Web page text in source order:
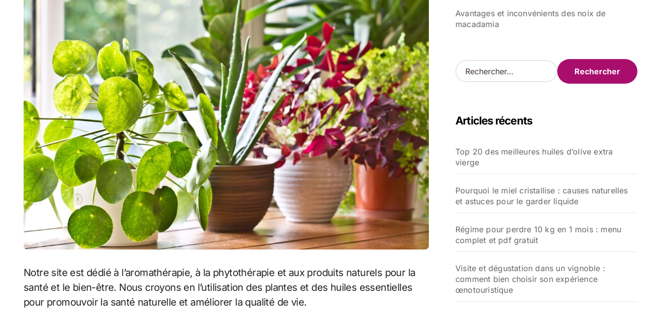
Notre site est dédié à l’aromathérapie, à la phytothérapie et aux produits naturels pour la
santé et le bien-être. Nous croyons en l’utilisation des plantes et des huiles essentielles
pour promouvoir la santé naturelle et améliorer la qualité de vie.
Avantages et inconvénients des noix de
macadamia
R
e
r
e
r
Articles récents
Top 20 des meilleures huiles d’olive extra
vierge
Pourquoi le miel cristallise : causes naturelles
et astuces pour le garder liquide
Régime pour perdre 10 kg en 1 mois : menu
complet et pdf gratuit
Visite et dégustation dans un vignoble :
comment bien choisir son expérience
œnotouristique